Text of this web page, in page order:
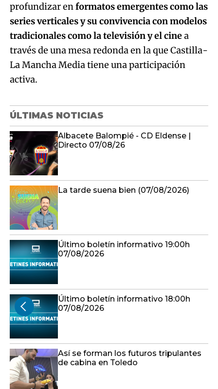
profundizar enformatos emergentes como las
series verticales y su convivencia con modelos
tradicionales como la televisión y el cinea
través de una mesa redonda en la que Castilla-
La Mancha Media tiene una participación
activa.
ÚLTIMAS NOTICIAS
Albacete Balompié - CD Eldense |
Directo 07/08/26
La tarde suena bien (07/08/2026)
Último boletín informativo 19:00h
07/08/2026
Último boletín informativo 18:00h
07/08/2026
Así se forman los futuros tripulantes
de cabina en Toledo